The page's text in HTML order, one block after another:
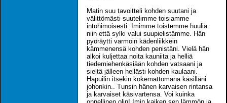
Matin suu tavoitteli kohden suutani ja
välittömästi suutelimme toisiamme
intohimoisesti. Imimme toistemme huulia
niin että sylki valui suupielistämme. Hän
pyöräytti varmoin kädenliikkein
kämmenensä kohden penistäni. Vielä hän
alkoi kuljettaa noita kauniita ja helliä
tiedemiehenkäsiään kohden vatsaani ja
sieltä jälleen hellästi kohden kaulaani.
Hapuilin itsekin kokemattomana käsilläni
johonkin.. Tunsin hänen karvaisen rintansa
ja karvaiset käsivartensa. Voi kuinka